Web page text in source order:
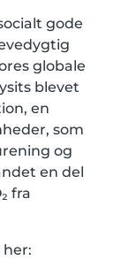
gode
globale
blevet
en
som
og
en del
fra